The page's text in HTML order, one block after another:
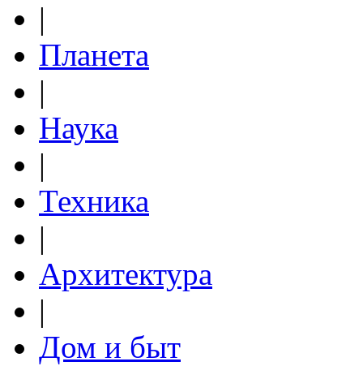
|
Планета
|
Наука
|
Техника
|
Архитектура
|
Дом и быт